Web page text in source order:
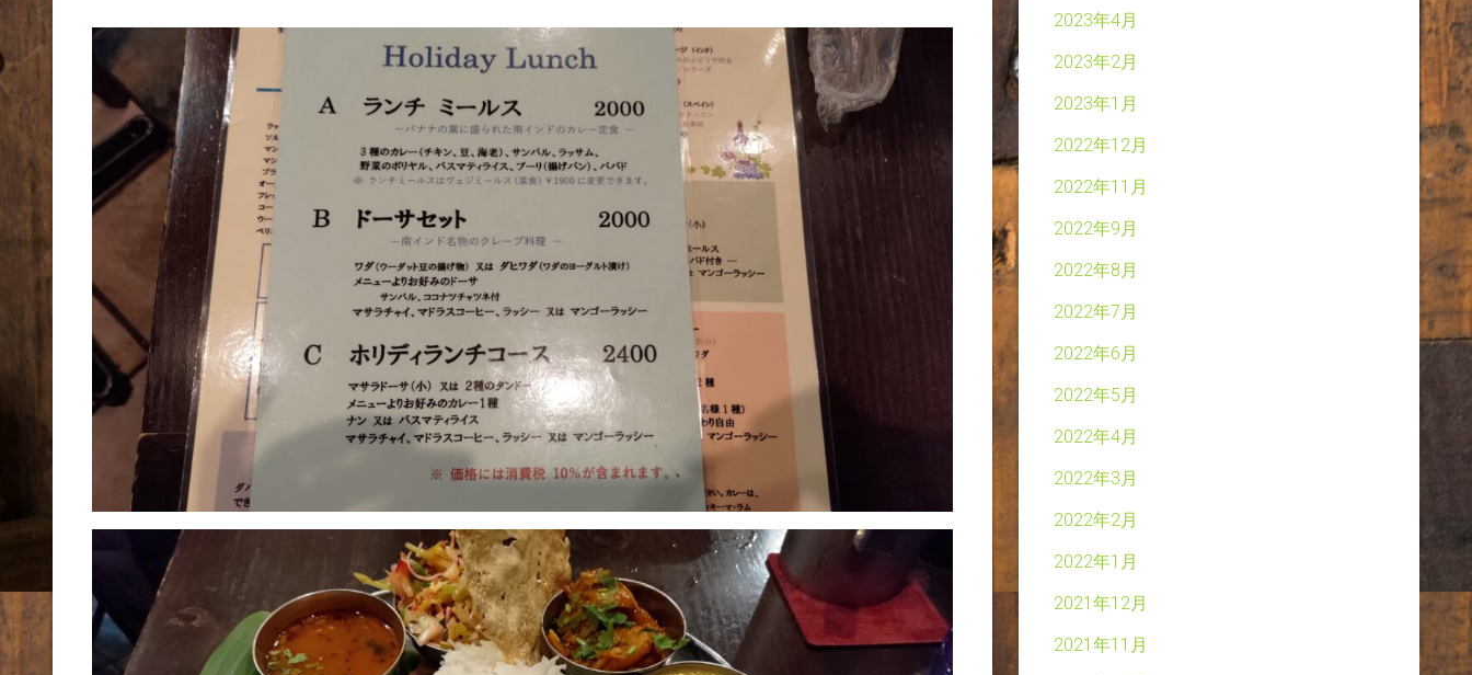
2023年4月
2023年2月
2023年1月
2022年12月
2022年11月
2022年9月
2022年8月
2022年7月
2022年6月
2022年5月
2022年4月
2022年3月
2022年2月
2022年1月
2021年12月
2021年11月